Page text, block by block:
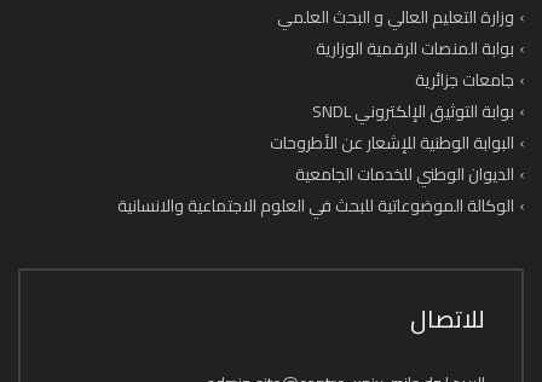
وزارة التعليم العالي و البحث العلمي
بوابة المنصات الرقمية الوزارية
جامعات جزائرية
بوابة التوثيق الإلكتروني SNDL
البوابة الوطنية للإشعار عن الأطروحات
الديوان الوطني للخدمات الجامعية
الوكالة الموضوعاتية للبحث في العلوم الاجتماعية والانسانية
للاتصال